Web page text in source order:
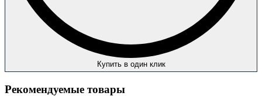
Купить в один клик
Рекомендуемые товары